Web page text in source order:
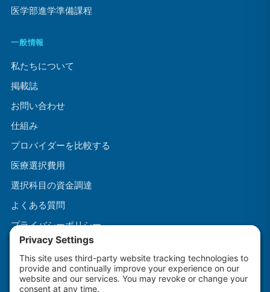
医学部進学準備課程
一般情報
私たちについて
掲載誌
お問い合わせ
仕組み
プロバイダーを比較する
医療選択費用
選択科目の資金調達
よくある質問
プライバシーポリシー
利用規約
クッキーポリシー